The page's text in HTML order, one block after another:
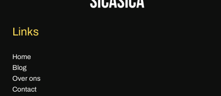
Links
Home
Blog
Over ons
Contact